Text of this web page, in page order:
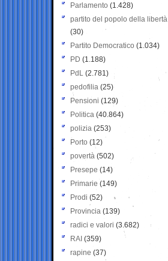
Parlamento (1.428)
partito del popolo della libertà
(30)
Partito Democratico (1.034)
PD (1.188)
PdL (2.781)
pedofilia (25)
Pensioni (129)
Politica (40.864)
polizia (253)
Porto (12)
povertà (502)
Presepe (14)
Primarie (149)
Prodi (52)
Provincia (139)
radici e valori (3.682)
RAI (359)
rapine (37)